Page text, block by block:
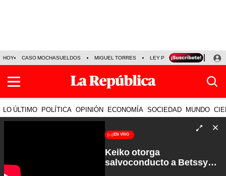
HOY CASO MOCHASUELDOS MIGUEL TORRES LEY PULPÍN PRECIO DEL
LO ÚLTIMO POLÍTICA OPINIÓN ECONOMÍA SOCIEDAD MUNDO
EN VIVO
Keiko otorga
salvoconducto a Betssy